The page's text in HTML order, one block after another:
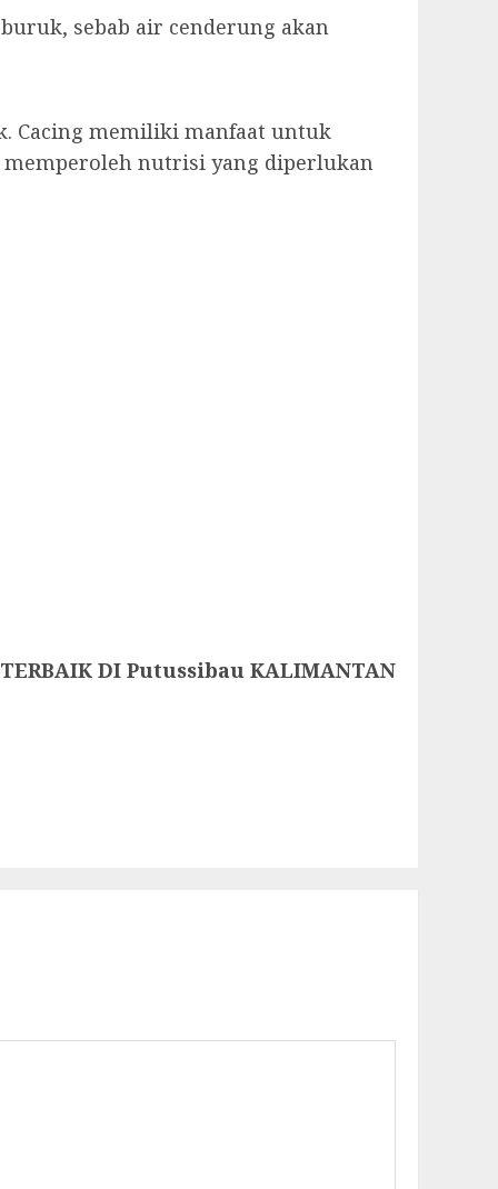
sebab air cenderung akan
Cacing memiliki manfaat untuk
nutrisi yang diperlukan
DI Putussibau KALIMANTAN